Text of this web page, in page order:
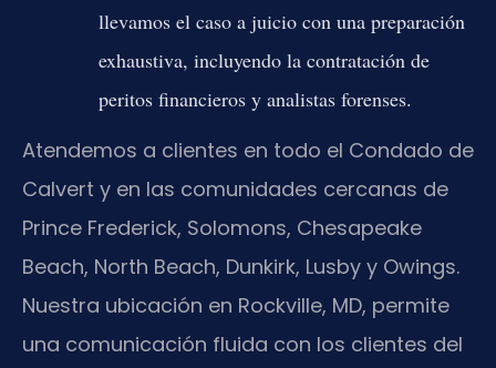
llevamos el caso a juicio con una preparación
exhaustiva, incluyendo la contratación de
peritos financieros y analistas forenses.
Atendemos a clientes en todo el Condado de
Calvert y en las comunidades cercanas de
Prince Frederick, Solomons, Chesapeake
Beach, North Beach, Dunkirk, Lusby y Owings.
Nuestra ubicación en Rockville, MD, permite
una comunicación fluida con los clientes del